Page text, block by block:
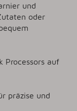
und
oder
Processors auf
präzise und